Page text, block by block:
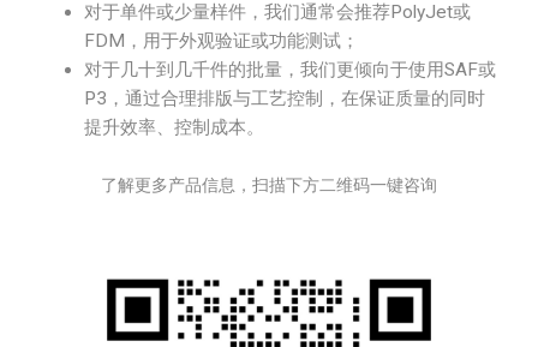
对于单件或少量样件，我们通常会推荐PolyJet或
FDM，用于外观验证或功能测试；
对于几十到几千件的批量，我们更倾向于使用SAF或
P3，通过合理排版与工艺控制，在保证质量的同时
提升效率、控制成本。
了解更多产品信息，扫描下方二维码一键咨询